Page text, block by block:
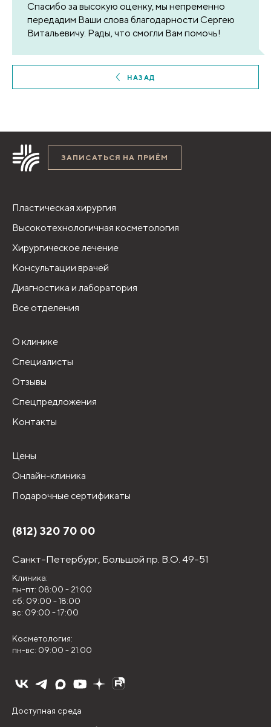
Спасибо за высокую оценку, мы непременно
передадим Ваши слова благодарности Сергею
Витальевичу. Рады, что смогли Вам помочь!
НАЗАД
ЗАПИСАТЬСЯ НА ПРИЁМ
Пластическая хирургия
Высокотехнологичная косметология
Хирургическое лечение
Консультации врачей
Диагностика и лаборатория
Все отделения
О клинике
Специалисты
Отзывы
Спецпредложения
Контакты
Цены
Онлайн-клиника
Подарочные сертификаты
(812) 320 70 00
Санкт-Петербург, Большой пр. В.О. 49-51
Клиника:
пн-пт: 08:00 - 21:00
сб: 09:00 - 18:00
вс: 09:00 - 17:00
Косметология:
пн-вс: 09:00 - 21:00
Доступная среда